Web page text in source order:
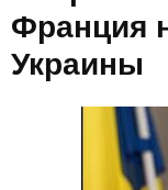
Франция
Украины